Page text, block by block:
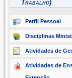
Trabalho)
Perfil Pessoal
Disciplinas
Atividades de
Atividades de